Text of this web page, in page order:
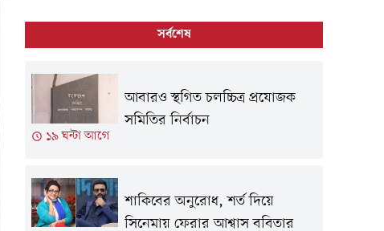
সর্বশেষ
১৯ ঘন্টা আগে
আবারও স্থগিত চলচ্চিত্র প্রযোজক
সমিতির নির্বাচন
শাকিবের অনুরোধ, শর্ত দিয়ে
সিনেমায় ফেরার আশ্বাস ববিতার